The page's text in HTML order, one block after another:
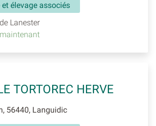
et élevage associés
Lanester
TORTOREC HERVE
56440, Languidic